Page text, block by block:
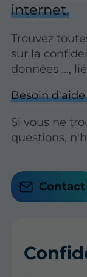
internet.
Trouvez
sur la
données ...,
Besoin d'aide
Si vous ne
questions,
Contact